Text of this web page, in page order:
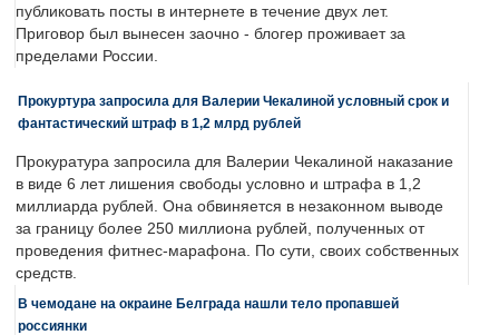
публиковать посты в интернете в течение двух лет.
Приговор был вынесен заочно - блогер проживает за
пределами России.
Прокуртура запросила для Валерии Чекалиной условный срок и
фантастический штраф в 1,2 млрд рублей
Прокуратура запросила для Валерии Чекалиной наказание
в виде 6 лет лишения свободы условно и штрафа в 1,2
миллиарда рублей. Она обвиняется в незаконном выводе
за границу более 250 миллиона рублей, полученных от
проведения фитнес-марафона. По сути, своих собственных
средств.
В чемодане на окраине Белграда нашли тело пропавшей
россиянки